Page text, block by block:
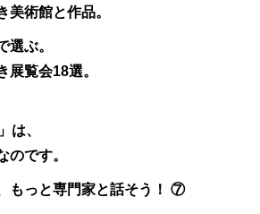
美術館と作品。
選ぶ。
展覧会18選。
は、
のです。
もっと専門家と話そう！ ⑦